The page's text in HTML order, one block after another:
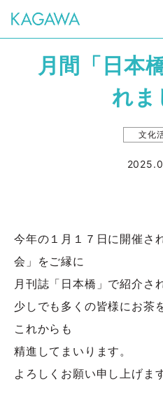
月間「日本
れま
文化
今年の１月１７日に開催さ
会」をご縁に
月刊誌「日本橋」で紹介さ
少しでも多くの皆様にお茶
これからも
精進してまいります。
よろしくお願い申し上げます